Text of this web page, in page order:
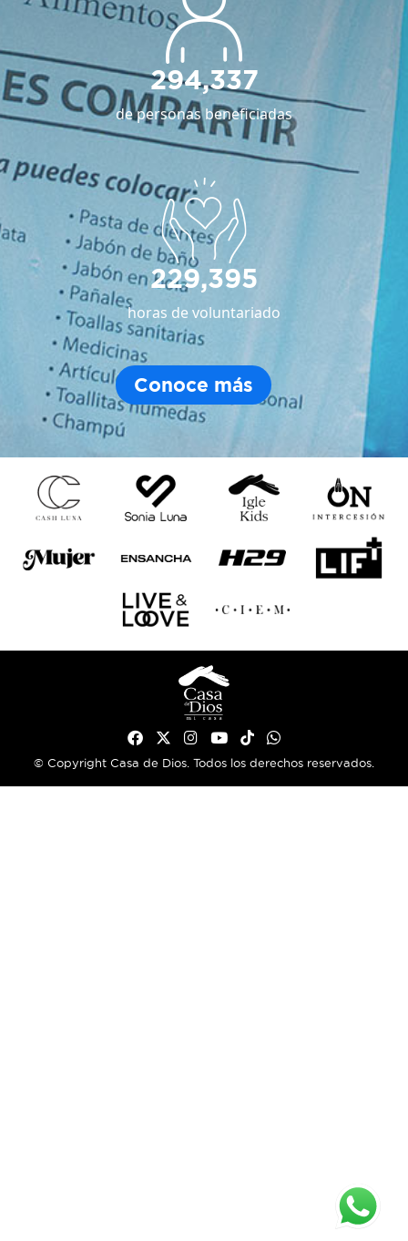
294,337
de personas beneficiadas
229,395
horas de voluntariado
Conoce más
© Copyright Casa de Dios. Todos los derechos reservados.